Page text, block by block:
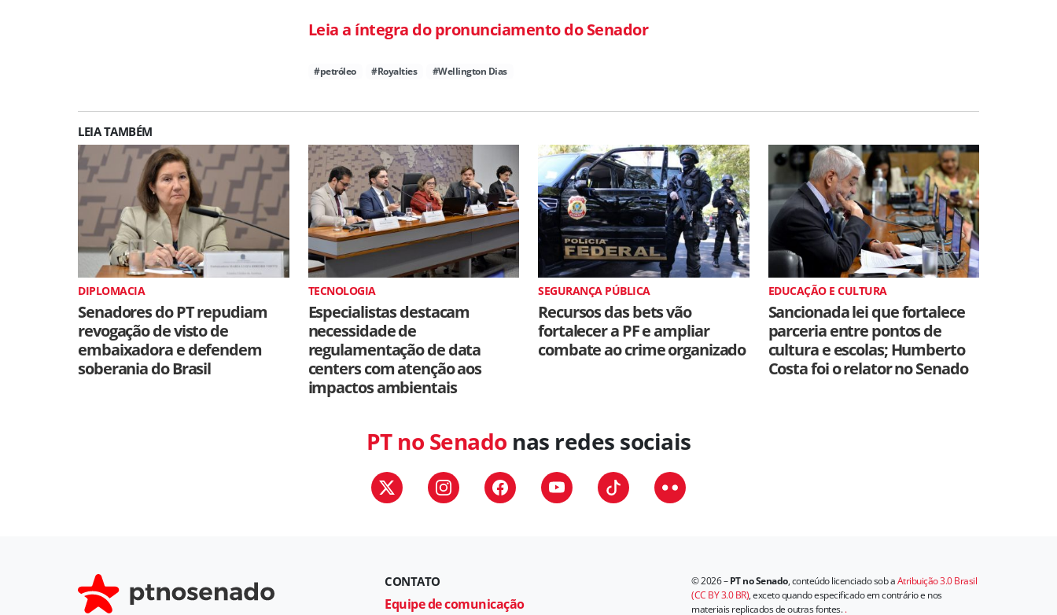
Leia a íntegra do pronunciamento do Senador
#petróleo #Royalties #Wellington Dias
LEIA TAMBÉM
DIPLOMACIA
Senadores do PT repudiam
revogação de visto de
embaixadora e defendem
soberania do Brasil
TECNOLOGIA
Especialistas destacam
necessidade de
regulamentação de data
centers com atenção aos
impactos ambientais
SEGURANÇA PÚBLICA
Recursos das bets vão
fortalecer a PF e ampliar
combate ao crime organizado
EDUCAÇÃO E CULTURA
Sancionada lei que fortalece
parceria entre pontos de
cultura e escolas; Humberto
Costa foi o relator no Senado
PT no Senado nas redes sociais
CONTATO
Equipe de comunicação
© 2026 –PT no Senado, conteúdo licenciado sob aAtribuição 3.0 Brasil
(CC BY 3.0 BR), exceto quando especificado em contrário e nos
materiais replicados de outras fontes..